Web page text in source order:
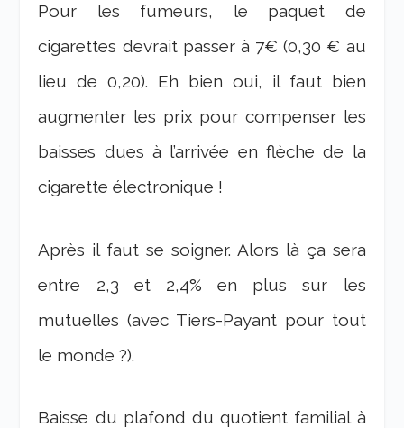
Pour les fumeurs, le paquet de
cigarettes devrait passer à 7€ (0,30 € au
lieu de 0,20). Eh bien oui, il faut bien
augmenter les prix pour compenser les
baisses dues à l’arrivée en flèche de la
cigarette électronique !
Après il faut se soigner. Alors là ça sera
entre 2,3 et 2,4% en plus sur les
mutuelles (avec Tiers-Payant pour tout
le monde ?).
Baisse du plafond du quotient familial à